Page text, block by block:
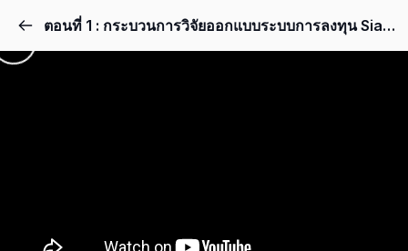
ตอนที่ 1 : กระบวนการวิจัยออกแบบระบบการลงทุน SiamQuant AlphaSTEPs